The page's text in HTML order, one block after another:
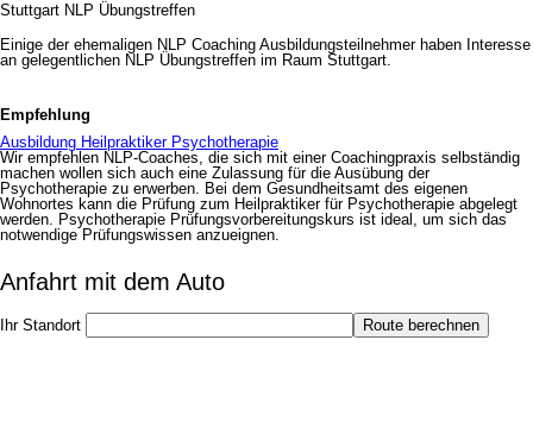
Stuttgart NLP Übungstreffen
Einige der ehemaligen NLP Coaching Ausbildungsteilnehmer haben Interesse
an gelegentlichen NLP Übungstreffen im Raum Stuttgart.
Empfehlung
Ausbildung Heilpraktiker Psychotherapie
Wir empfehlen NLP-Coaches, die sich mit einer Coachingpraxis selbständig
machen wollen sich auch eine Zulassung für die Ausübung der
Psychotherapie zu erwerben. Bei dem Gesundheitsamt des eigenen
Wohnortes kann die Prüfung zum Heilpraktiker für Psychotherapie abgelegt
werden. Psychotherapie Prüfungsvorbereitungskurs ist ideal, um sich das
notwendige Prüfungswissen anzueignen.
Anfahrt mit dem Auto
Ihr Standort